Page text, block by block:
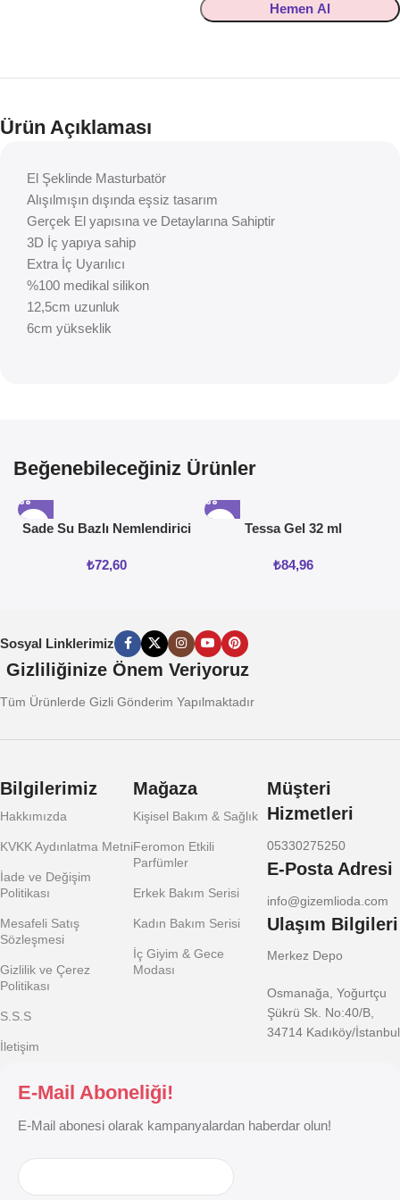
Hemen Al
Ürün Açıklaması
El Şeklinde Masturbatör
Alışılmışın dışında eşsiz tasarım
Gerçek El yapısına ve Detaylarına Sahiptir
3D İç yapıya sahip
Extra İç Uyarılıcı
%100 medikal silikon
12,5cm uzunluk
6cm yükseklik
Beğenebileceğiniz Ürünler
Sade Su Bazlı Nemlendirici
₺72,60
Tessa Gel 32 ml
₺84,96
Sosyal Linklerimiz
Gizliliğinize Önem Veriyoruz
Tüm Ürünlerde Gizli Gönderim Yapılmaktadır
Bilgilerimiz
Hakkımızda
KVKK Aydınlatma Metni
İade ve Değişim
Politikası
Mesafeli Satış
Sözleşmesi
Gizlilik ve Çerez
Politikası
S.S.S
İletişim
Mağaza
Kişisel Bakım & Sağlık
Feromon Etkili
Parfümler
Erkek Bakım Serisi
Kadın Bakım Serisi
İç Giyim & Gece
Modası
Müşteri
Hizmetleri
05330275250
E-Posta Adresi
info@gizemlioda.com
Ulaşım Bilgileri
Merkez Depo
Osmanağa, Yoğurtçu
Şükrü Sk. No:40/B,
34714 Kadıköy/İstanbul
E-Mail Aboneliği!
E-Mail abonesi olarak kampanyalardan haberdar olun!